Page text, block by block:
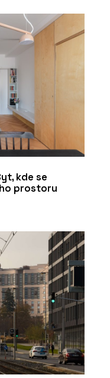
kde se
prostoru